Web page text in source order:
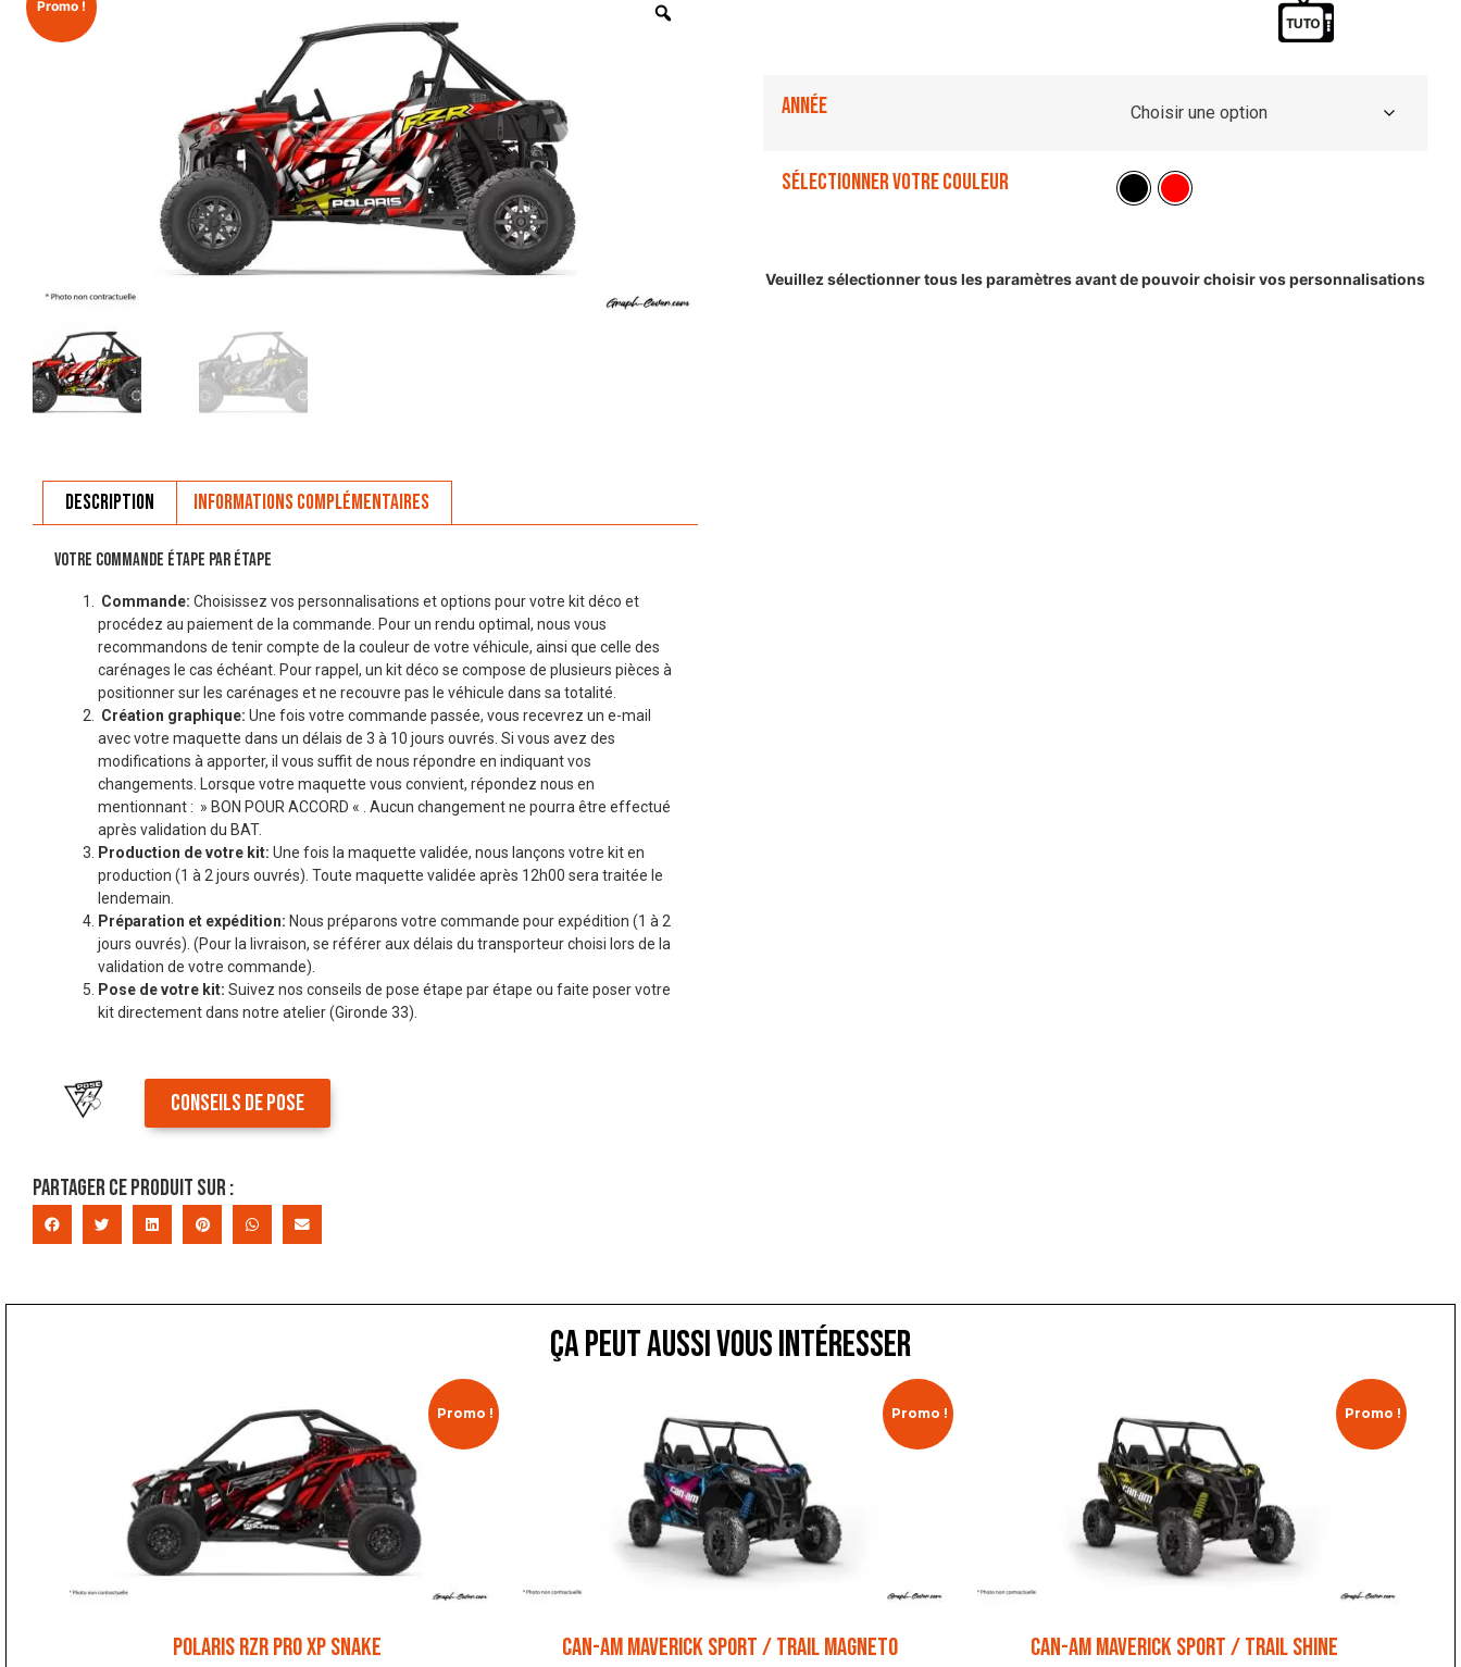
Promo !
Description Informations complémentaires
VOTRE COMMANDE ÉTAPE PAR ÉTAPE
Commande: Choisissez vos personnalisations et options pour votre kit déco et
procédez au paiement de la commande. Pour un rendu optimal, nous vous
recommandons de tenir compte de la couleur de votre véhicule, ainsi que celle des
carénages le cas échéant. Pour rappel, un kit déco se compose de plusieurs pièces à
positionner sur les carénages et ne recouvre pas le véhicule dans sa totalité.
Création graphique: Une fois votre commande passée, vous recevrez un e-mail
avec votre maquette dans un délais de 3 à 10 jours ouvrés. Si vous avez des
modifications à apporter, il vous suffit de nous répondre en indiquant vos
changements. Lorsque votre maquette vous convient, répondez nous en
mentionnant : » BON POUR ACCORD « . Aucun changement ne pourra être effectué
après validation du BAT.
Production de votre kit: Une fois la maquette validée, nous lançons votre kit en
production (1 à 2 jours ouvrés). Toute maquette validée après 12h00 sera traitée le
lendemain.
Préparation et expédition: Nous préparons votre commande pour expédition (1 à 2
jours ouvrés). (Pour la livraison, se référer aux délais du transporteur choisi lors de la
validation de votre commande).
Pose de votre kit: Suivez nos conseils de pose étape par étape ou faite poser votre
kit directement dans notre atelier (Gironde 33).
CONSEILS DE POSE
Partager ce produit sur :
Année
Sélectionner votre couleur
Veuillez sélectionner tous les paramètres avant de pouvoir choisir vos personnalisations
ça peut aussi vous intéresser
Promo !
POLARIS RZR PRO XP SNAKE
Promo !
CAN-AM MAVERICK SPORT / TRAIL MAGNETO
Promo !
CAN-AM MAVERICK SPORT / TRAIL SHINE